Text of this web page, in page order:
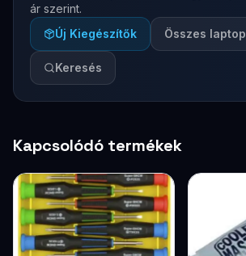
ár szerint.
Új Kiegészítők
Összes laptop
Keresés
Kapcsolódó termékek